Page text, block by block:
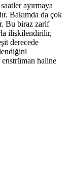
ayırmaya
Bakımda da çok
Bu biraz zarif
ilişkilendirilir,
derecede
haline